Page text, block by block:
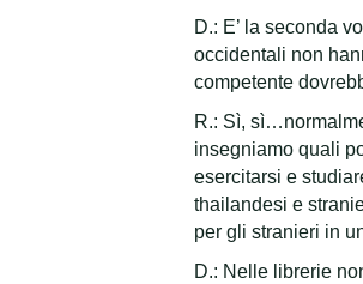
D.: E’ la seconda
occidentali non
competente
R.: Sì,
insegniamo quali
esercitarsi e
thailandesi e
per gli stranieri in
D.: Nelle librerie